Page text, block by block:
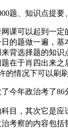
题、知识点提
课可以起到一
的题做一遍，
背选择题的知
在于肖四出来
的情况下可以刷
今年政治考了
目，其次它是应
考察的内容包